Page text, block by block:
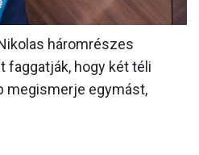
ÉLMÉNYEK
háromrészes
faggatják, hogy két téli
megismerje egymást,